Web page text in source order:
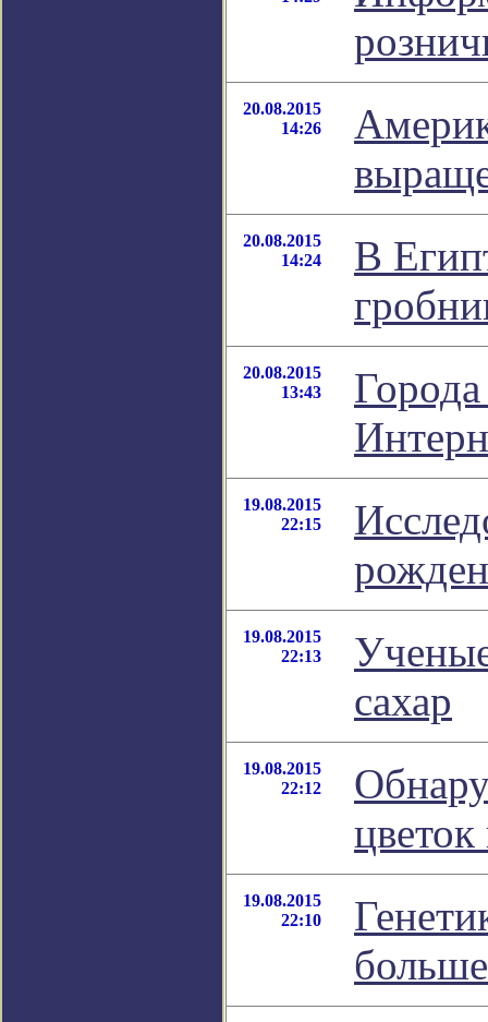
20.08.2015
14:26
20.08.2015
14:24
В
20.08.2015
13:43
19.08.2015
22:15
19.08.2015
22:13
сахар
19.08.2015
22:12
19.08.2015
22:10